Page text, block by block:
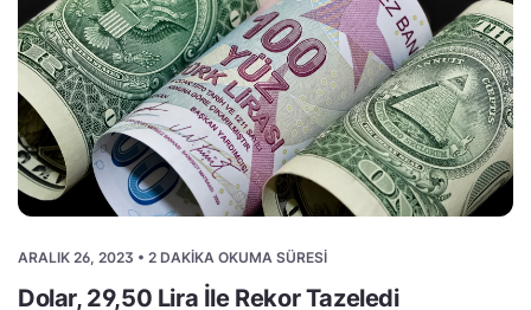
ARALIK 26, 2023 • 2 DAKIKA OKUMA SÜRESI
Dolar, 29,50 Lira İle Rekor Tazeledi